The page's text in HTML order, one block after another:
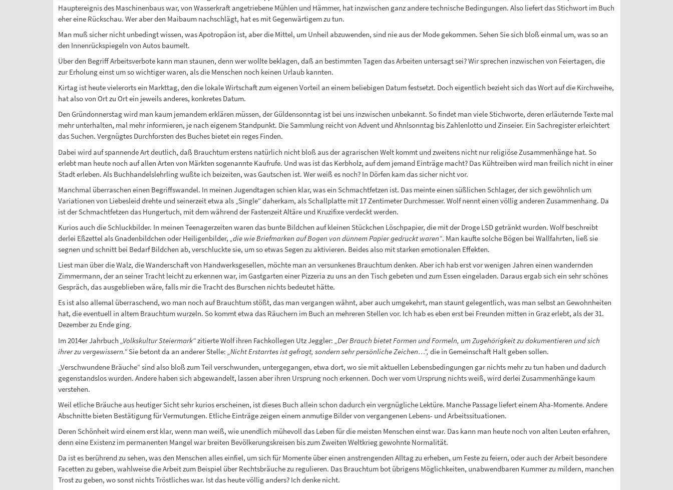
Hauptereignis des Maschinenbaus war, von Wasserkraft angetriebene Mühlen und Hämmer, hat inzwischen ganz andere technische Bedingungen. Also liefert das Stichwort im Buch
eher eine Rückschau. Wer aber den Maibaum nachschlägt, hat es mit Gegenwärtigem zu tun.
Man muß sicher nicht unbedingt wissen, was Apotropäon ist, aber die Mittel, um Unheil abzuwenden, sind nie aus der Mode gekommen. Sehen Sie sich bloß einmal um, was so an
den Innenrückspiegeln von Autos baumelt.
Über den Begriff Arbeitsverbote kann man staunen, denn wer wollte beklagen, daß an bestimmten Tagen das Arbeiten untersagt sei? Wir sprechen inzwischen von Feiertagen, die
zur Erholung einst um so wichtiger waren, als die Menschen noch keinen Urlaub kannten.
Kirtag ist heute vielerorts ein Markttag, den die lokale Wirtschaft zum eigenen Vorteil an einem beliebigen Datum festsetzt. Doch eigentlich bezieht sich das Wort auf die Kirchweihe,
hat also von Ort zu Ort ein jeweils anderes, konkretes Datum.
Den Gründonnerstag wird man kaum jemandem erklären müssen, der Güldensonntag ist bei uns inzwischen unbekannt. So findet man viele Stichworte, deren erläuternde Texte mal
mehr unterhalten, mal mehr informieren, je nach eigenem Standpunkt. Die Sammlung reicht von Advent und Ahnlsonntag bis Zahlenlotto und Zinseier. Ein Sachregister erleichtert
das Suchen. Vergnügtes Durchforsten des Buches bietet ein reges Finden.
Dabei wird auf spannende Art deutlich, daß Brauchtum erstens natürlich nicht bloß aus der agrarischen Welt kommt und zweitens nicht nur religiöse Zusammenhänge hat. So
erlebt man heute noch auf allen Arten von Märkten sogenannte Kaufrufe. Und was ist das Kerbholz, auf dem jemand Einträge macht? Das Kühtreiben wird man freilich nicht in einer
Stadt erleben. Als Buchhandelslehrling wußte ich beizeiten, was Gautschen ist. Wer weiß es noch? In Dörfen kam das sicher nicht vor.
Manchmal überraschen einen Begriffswandel. In meinen Jugendtagen schien klar, was ein Schmachtfetzen ist. Das meinte einen süßlichen Schlager, der sich gewöhnlich um
Variationen von Liebesleid drehte und seinerzeit etwa als „Single“ daherkam, als Schallplatte mit 17 Zentimeter Durchmesser. Wolf nennt einen völlig anderen Zusammenhang. Da
ist der Schmachtfetzen das Hungertuch, mit dem während der Fastenzeit Altäre und Kruzifixe verdeckt werden.
Kurios auch die Schluckbilder. In meinen Teenagerzeiten waren das bunte Bildchen auf kleinen Stückchen Löschpapier, die mit der Droge LSD getränkt wurden. Wolf beschreibt
derlei Eßzettel als Gnadenbildchen oder Heiligenbilder, „die wie Briefmarken auf Bogen von dünnem Papier gedruckt waren“. Man kaufte solche Bögen bei Wallfahrten, ließ sie
segnen und schnitt bei Bedarf Bildchen ab, verschluckte sie, um so etwas Segen zu aktivieren. Beides also mit starken emotionalen Effekten.
Liest man über die Walz, die Wanderschaft von Handwerksgesellen, möchte man an versunkenes Brauchtum denken. Aber ich hab erst vor wenigen Jahren einen wandernden
Zimmermann, der an seiner Tracht leicht zu erkennen war, im Gastgarten einer Pizzeria zu uns an den Tisch gebeten und zum Essen eingeladen. Daraus ergab sich ein sehr schönes
Gespräch, das ausgeblieben wäre, falls mir die Tracht des Burschen nichts bedeutet hätte.
Es ist also allemal überraschend, wo man noch auf Brauchtum stößt, das man vergangen wähnt, aber auch umgekehrt, man staunt gelegentlich, was man selbst an Gewohnheiten
hat, die eventuell in altem Brauchtum wurzeln. So kommt etwa das Räuchern im Buch an mehreren Stellen vor. Ich hab es eben erst bei Freunden mitten in Graz erlebt, als der 31.
Dezember zu Ende ging.
Im 2014er Jahrbuch „Volkskultur Steiermark“zitierte Wolf ihren Fachkollegen Utz Jeggler: „Der Brauch bietet Formen und Formeln, um Zugehörigkeit zu dokumentieren und sich
ihrer zu vergewissern.“Sie betont da an anderer Stelle: „Nicht Erstarrtes ist gefragt, sondern sehr persönliche Zeichen…“, die in Gemeinschaft Halt geben sollen.
„Verschwundene Bräuche“ sind also bloß zum Teil verschwunden, untergegangen, etwa dort, wo sie mit aktuellen Lebensbedingungen gar nichts mehr zu tun haben und dadurch
gegenstandslos wurden. Andere haben sich abgewandelt, lassen aber ihren Ursprung noch erkennen. Doch wer vom Ursprung nichts weiß, wird derlei Zusammenhänge kaum
verstehen.
Weil etliche Bräuche aus heutiger Sicht sehr kurios erscheinen, ist dieses Buch allein schon dadurch ein vergnügliche Lektüre. Manche Passage liefert einem Aha-Momente. Andere
Abschnitte bieten Bestätigung für Vermutungen. Etliche Einträge zeigen einem anmutige Bilder von vergangenen Lebens- und Arbeitssituationen.
Deren Schönheit wird einem erst klar, wenn man weiß, wie unendlich mühevoll das Leben für die meisten Menschen einst war. Das kann man heute noch von alten Leuten erfahren,
denn eine Existenz im permanenten Mangel war breiten Bevölkerungskreisen bis zum Zweiten Weltkrieg gewohnte Normalität.
Da ist es berührend zu sehen, was den Menschen alles einfiel, um sich für Momente über einen anstrengenden Alltag zu erheben, um Feste zu feiern, oder auch der Arbeit besondere
Facetten zu geben, wahlweise die Arbeit zum Beispiel über Rechtsbräuche zu regulieren. Das Brauchtum bot übrigens Möglichkeiten, unabwendbaren Kummer zu mildern, manchen
Trost zu geben, wo sonst nichts Tröstliches war. Ist das heute völlig anders? Ich denke nicht.